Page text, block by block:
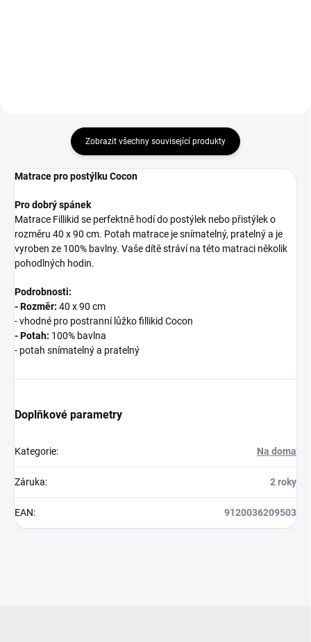
Zobrazit všechny související produkty
Matrace pro postýlku Cocon
Pro dobrý spánek
Matrace Fillikid se perfektně hodí do postýlek nebo přistýlek o
rozměru 40 x 90 cm. Potah matrace je snímatelný, pratelný a je
vyroben ze 100% bavlny. Vaše dítě stráví na této matraci několik
pohodlných hodin.
Podrobnosti:
- Rozměr: 40 x 90 cm
- vhodné pro postranní lůžko fillikid Cocon
- Potah: 100% bavlna
- potah snímatelný a pratelný
Doplňkové parametry
Kategorie: Na doma
Záruka: 2 roky
EAN: 9120036209503